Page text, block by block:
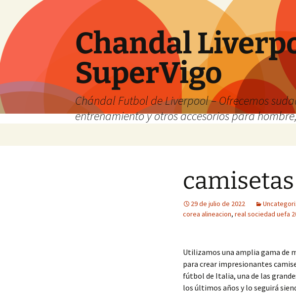
Chandal
SuperVigo
Chándal Futbol de Liverpool – Ofrecemos
entrenamiento y otros accesorios para
29 de julio de 2022
corea alineacion, real sociedad uefa
Utilizamos una amplia gama de
para crear impresionantes
fútbol de Italia, una de las
los últimos años y lo seguirá